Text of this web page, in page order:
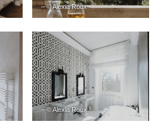
– © Alexia Roux
– © Alexia Roux